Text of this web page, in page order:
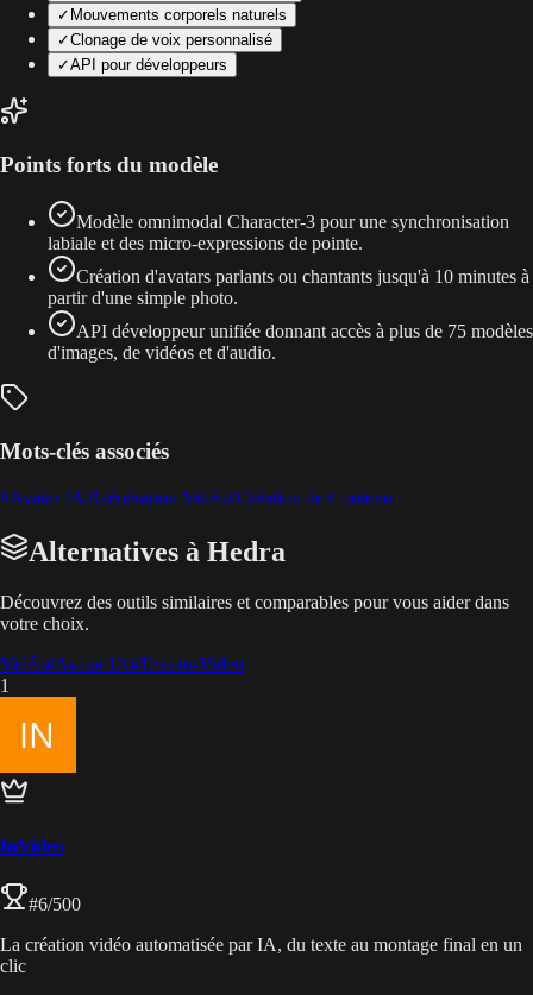
✓ Mouvements corporels naturels
✓Clonage de voix personnalisé
✓API pour développeurs
Points forts du modèle
Modèle omnimodal Character-3 pour une synchronisation
labiale et des micro-expressions de pointe.
Création d'avatars parlants ou chantants jusqu'à 10 minutes à
partir d'une simple photo.
API développeur unifiée donnant accès à plus de 75 modèles
d'images, de vidéos et d'audio.
Mots-clés associés
#Avatar IA#Génération Vidéo#Création de Contenu
Alternatives à Hedra
Découvrez des outils similaires et comparables pour vous aider dans
votre choix.
Vidéo#Avatar IA#Text-to-Video
1
InVideo
#6/500
La création vidéo automatisée par IA, du texte au montage final en un
clic